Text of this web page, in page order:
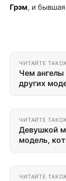
Грэм, и
ЧИТАЙТЕ
Чем ангелы
других
ЧИТАЙТЕ
Девушкой
модель,
ЧИТАЙТЕ